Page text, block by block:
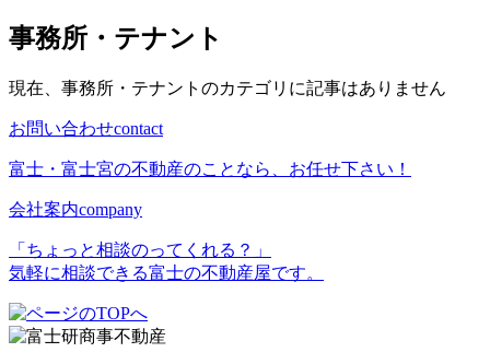
事務所・テナント
現在、事務所・テナントのカテゴリに記事はありません
お問い合わせcontact
富士・富士宮の不動産のことなら、お任せ下さい！
会社案内company
「ちょっと相談のってくれる？」
気軽に相談できる富士の不動産屋です。